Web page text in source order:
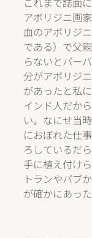
アボリジニ画
血のアボリジ
である）で父
らないとバー
分がアボリジ
があったと私
インド人だか
い。なにせ当
におぼれた仕
ろしているだ
手に植え付け
トランやパブ
が確かにあっ